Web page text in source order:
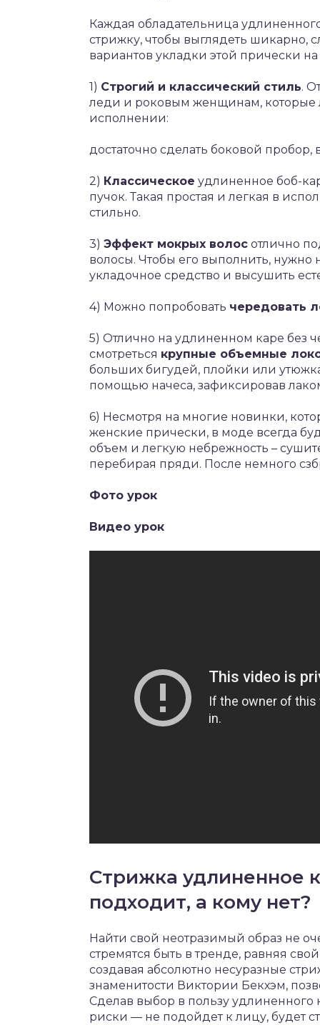
Каждая обладательница
стрижку, чтобы выглядеть шикарно,
вариантов укладки этой прически
1) Строгий и классический стиль.
леди и роковым женщинам, которые
исполнении:
достаточно сделать боковой
2) Классическое удлиненное боб-
пучок. Такая простая и легкая в
стильно.
3) Эффект мокрых волос отлично
волосы. Чтобы его выполнить,
укладочное средство и высушить
4) Можно попробовать чередовать
5) Отлично на удлиненном каре без
смотреться крупные объемные
больших бигудей, плойки или
помощью начеса, зафиксировав
6) Несмотря на многие новинки,
женские прически, в моде всегда
объем и легкую небрежность –
перебирая пряди. После немного
Фото урок
Видео урок
Стрижка удлиненное
подходит, а кому нет?
Найти свой неотразимый образ не
стремятся быть в тренде, равняя
создавая абсолютно несуразные
знаменитости Виктории Бекхэм,
Сделав выбор в пользу удлиненного
риски — не подойдет к лицу, будет